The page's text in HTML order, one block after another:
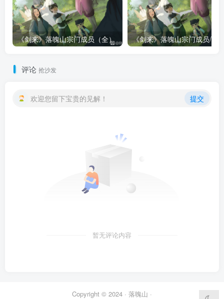
《剑来》落魄山宗门成员（全）
评论 抢沙发
欢迎您留下宝贵的见解！ 提交
暂无评论内容
Copyright © 2024 · 落魄山 ·